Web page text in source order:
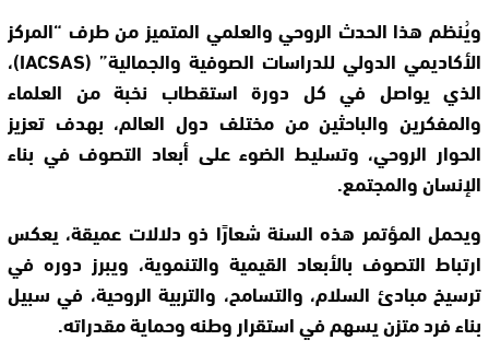
ويُنظم هذا الحدث الروحي والعلمي المتميز من طرف “المركز
الأكاديمي الدولي للدراسات الصوفية والجمالية” (IACSAS)،
الذي يواصل في كل دورة استقطاب نخبة من العلماء
والمفكرين والباحثين من مختلف دول العالم، بهدف تعزيز
الحوار الروحي، وتسليط الضوء على أبعاد التصوف في بناء
الإنسان والمجتمع.
ويحمل المؤتمر هذه السنة شعارًا ذو دلالات عميقة، يعكس
ارتباط التصوف بالأبعاد القيمية والتنموية، ويبرز دوره في
ترسيخ مبادئ السلام، والتسامح، والتربية الروحية، في سبيل
بناء فرد متزن يسهم في استقرار وطنه وحماية مقدراته.